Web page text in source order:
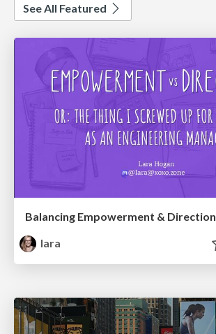
See All Featured
Balancing Empowerment & Direction
lara